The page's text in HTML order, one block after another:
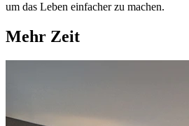
um das Leben einfacher zu machen.
Mehr Zeit